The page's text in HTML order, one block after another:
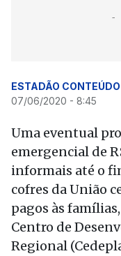
ESTADÃO CONTEÚDO
07/06/2020 - 8:45
Uma eventual
emergencial de
informais até o
cofres da União
pagos às
Centro de
Regional